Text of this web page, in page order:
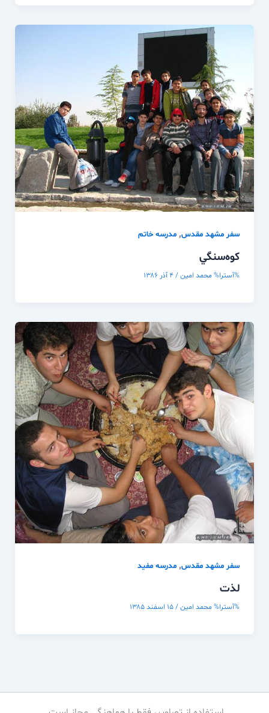
سفر مشهد مقدس, مدرسه خاتم
كوه‌سنگي
%آسترا% محمد امین/۴ آذر ۱۳۸۶
سفر مشهد مقدس, مدرسه مفيد
لذت
%آسترا% محمد امین/۱۵ اسفند ۱۳۸۵